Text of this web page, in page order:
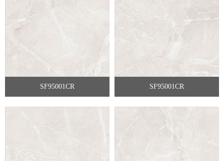
SF95001CR SF95001CR